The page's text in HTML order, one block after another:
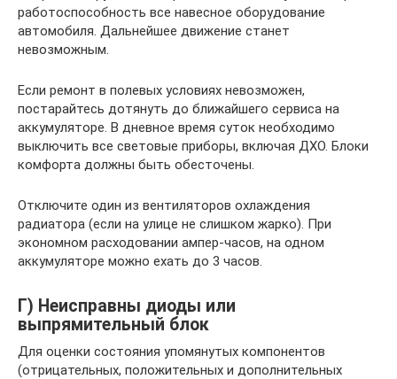
работоспособность все навесное оборудование
автомобиля. Дальнейшее движение станет
невозможным.
Если ремонт в полевых условиях невозможен,
постарайтесь дотянуть до ближайшего сервиса на
аккумуляторе. В дневное время суток необходимо
выключить все световые приборы, включая ДХО. Блоки
комфорта должны быть обесточены.
Отключите один из вентиляторов охлаждения
радиатора (если на улице не слишком жарко). При
экономном расходовании ампер-часов, на одном
аккумуляторе можно ехать до 3 часов.
Г) Неисправны диоды или
выпрямительный блок
Для оценки состояния упомянутых компонентов
(отрицательных, положительных и дополнительных